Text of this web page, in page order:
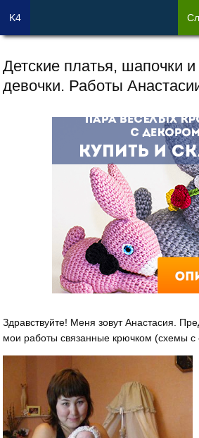
Детские платья, шапочки
девочки. Работы
Здравствуйте! Меня зовут Анастасия.
мои работы связанные крючком (схемы с
K4 Сл